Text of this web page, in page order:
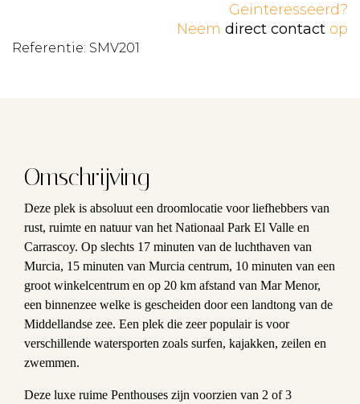
Geinteresseerd?
Neem direct contact op
Referentie: SMV201
Omschrijving
Deze plek is absoluut een droomlocatie voor liefhebbers van
rust, ruimte en natuur van het Nationaal Park El Valle en
Carrascoy. Op slechts 17 minuten van de luchthaven van
Murcia, 15 minuten van Murcia centrum, 10 minuten van een
groot winkelcentrum en op 20 km afstand van Mar Menor,
een binnenzee welke is gescheiden door een landtong van de
Middellandse zee. Een plek die zeer populair is voor
verschillende watersporten zoals surfen, kajakken, zeilen en
zwemmen.
Deze luxe ruime Penthouses zijn voorzien van 2 of 3